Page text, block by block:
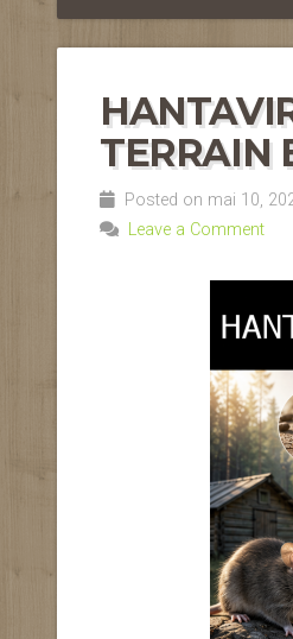
TERRAIN
Posted on mai 10,
Leave a Comment